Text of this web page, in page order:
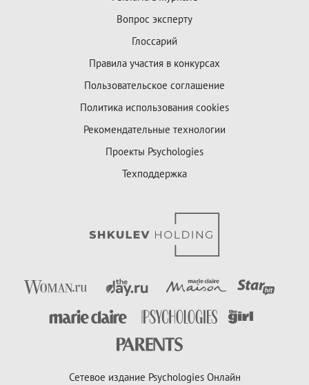
Вопрос эксперту
Глоссарий
Правила участия в конкурсах
Пользовательское соглашение
Политика использования cookies
Рекомендательные технологии
Проекты Psychologies
Техподдержка
Сетевое издание Psychologies Онлайн